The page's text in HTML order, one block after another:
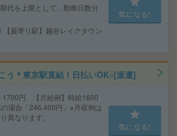
代を上限として、勤務日数分
【最寄り駅】越谷レイクタウン
気になる!
う＊東京駅直結！日払いOK○[派遣]
1700円 【月給例】時給1600
場合「246,400円」※月収例は
異なります。
気になる!